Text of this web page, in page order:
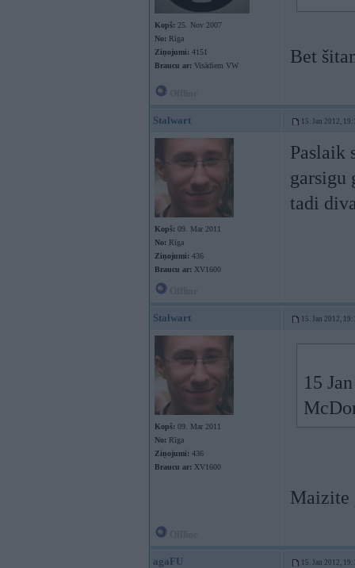
Kopš: 25. Nov 2007
No: Rīga
Ziņojumi: 4151
Braucu ar: Visādiem VW Bet
Stalwart 15. Jan 2012,
Kopš: 09. Mar 2011
No: Rīga
Ziņojumi: 436
Braucu ar: XV1600
Paslaik
garsigu
tadi
Stalwart 15. Jan 2012,
Kopš: 09. Mar 2011
No: Rīga
Ziņojumi: 436
Braucu ar: XV1600
15
Maizite
agaFU 15. Jan 2012,